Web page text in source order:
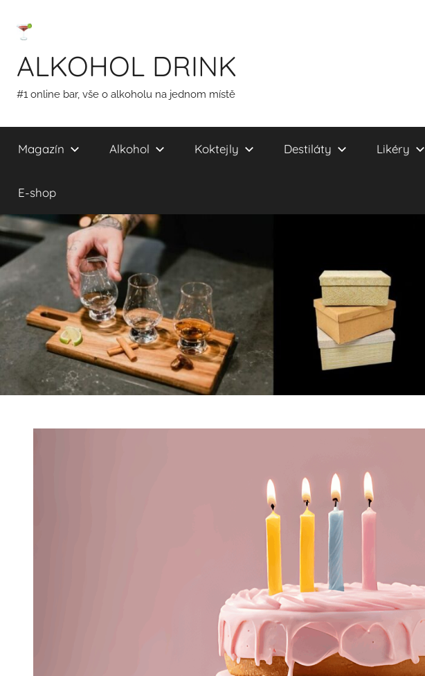
ALKOHOL DRINK
#1 online bar, vše o alkoholu na jednom místě
Magazín Alkohol Koktejly Destiláty Likéry
E-shop